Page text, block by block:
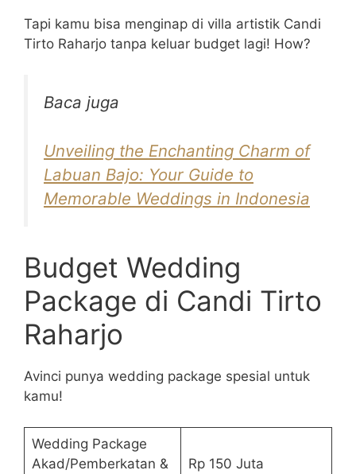
Tapi kamu bisa menginap di villa artistik Candi
Tirto Raharjo tanpa keluar budget lagi! How?
Baca juga
Unveiling the Enchanting Charm of
Labuan Bajo: Your Guide to
Memorable Weddings in Indonesia
Budget Wedding
Package di Candi Tirto
Raharjo
Avinci punya wedding package spesial untuk
kamu!
Wedding Package
Akad/Pemberkatan &
Rp 150 Juta